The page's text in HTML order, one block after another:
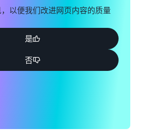
以便我们改进网页内容的质量
是
否